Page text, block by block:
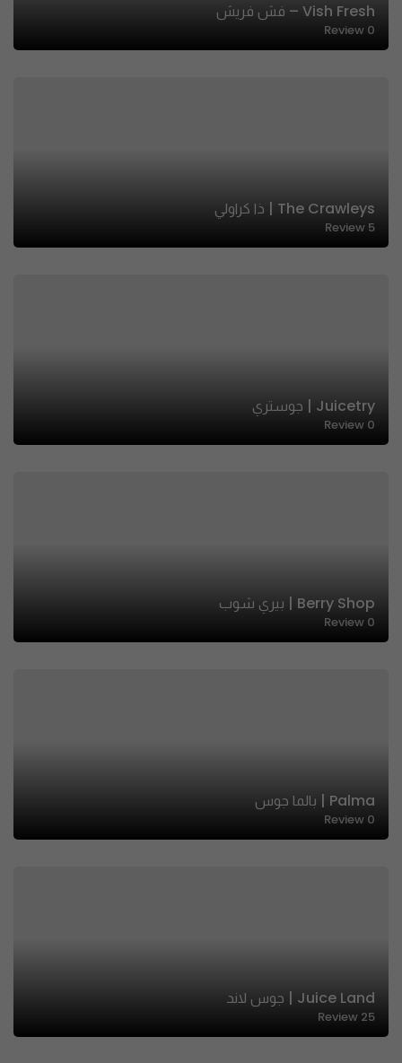
Vish Fresh – فش فريش
0
Review
The Crawleys | ذا كراولي
5
Review
Juicetry | جوستري
0
Review
Berry Shop | بيري شوب
0
Review
Palma | بالما جوس
0
Review
Juice Land | جوس لاند
25
Review